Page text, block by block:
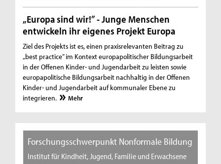
„Europa sind wir!” - Junge Menschen
entwickeln ihr eigenes Projekt Europa
Ziel des Projekts ist es, einen praxisrelevanten Beitrag zu
„best practice” im Kontext europapolitischer Bildungsarbeit
in der Offenen Kinder- und Jugendarbeit zu leisten sowie
europapolitische Bildungsarbeit nachhaltig in der Offenen
Kinder- und Jugendarbeit auf kommunaler Ebene zu
integrieren.
Mehr
Forschungsschwerpunkt Nonformale Bildung
Institut für Kindheit, Jugend, Familie und Erwachsene